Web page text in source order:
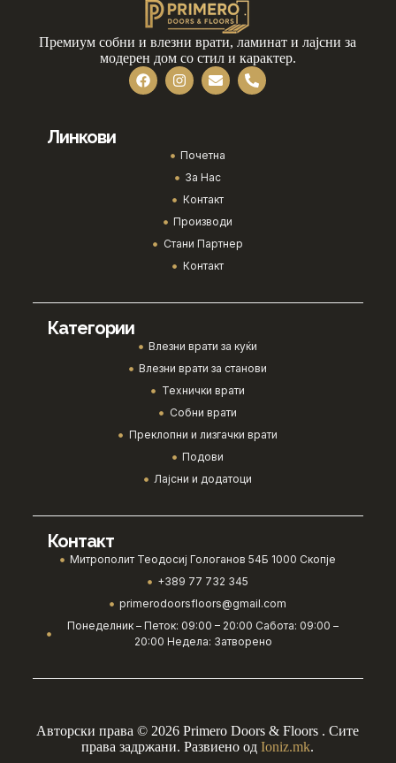
Премиум собни и влезни врати, ламинат и лајсни за
модерен дом со стил и карактер.
Линкови
Почетна
За Нас
Контакт
Производи
Стани Партнер
Контакт
Категории
Влезни врати за куќи
Влезни врати за станови
Технички врати
Собни врати
Преклопни и лизгачки врати
Подови
Лајсни и додатоци
Контакт
Митрополит Теодосиј Гологанов 54Б 1000 Скопје
+389 77 732 345
primerodoorsfloors@gmail.com
Понеделник – Петок: 09:00 – 20:00 Сабота: 09:00 –
20:00 Недела: Затворено
Авторски права © 2026 Primero Doors & Floors . Сите
права задржани. Развиено одIoniz.mk.